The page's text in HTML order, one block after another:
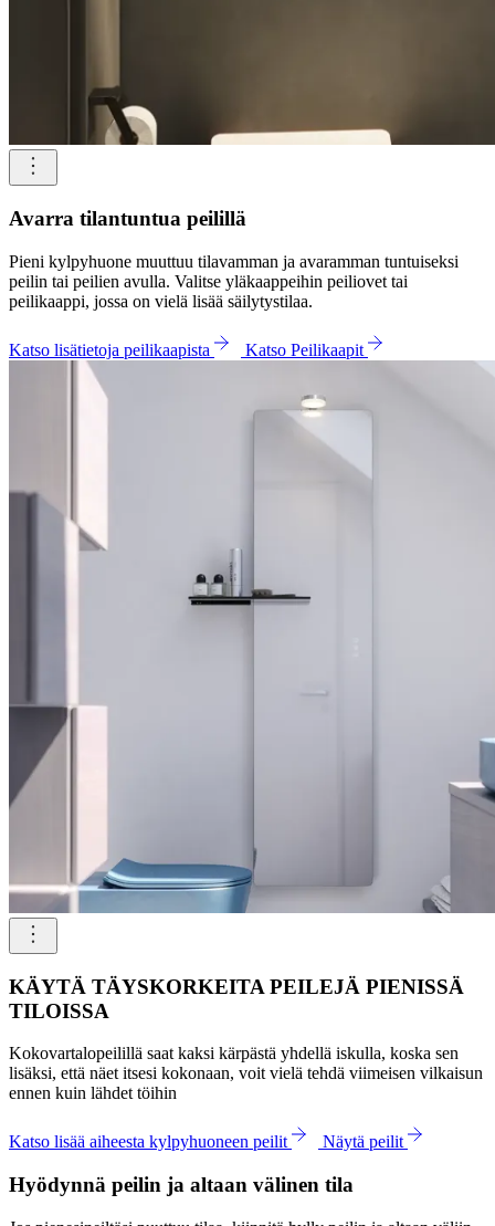
Avarra tilantuntua peilillä
Pieni kylpyhuone muuttuu tilavamman ja avaramman tuntuiseksi
peilin tai peilien avulla. Valitse yläkaappeihin peiliovet tai
peilikaappi, jossa on vielä lisää säilytystilaa.
Katso lisätietoja peilikaapista Katso Peilikaapit
KÄYTÄ TÄYSKORKEITA PEILEJÄ PIENISSÄ
TILOISSA
Kokovartalopeilillä saat kaksi kärpästä yhdellä iskulla, koska sen
lisäksi, että näet itsesi kokonaan, voit vielä tehdä viimeisen vilkaisun
ennen kuin lähdet töihin
Katso lisää aiheesta kylpyhuoneen peilit Näytä peilit
Hyödynnä peilin ja altaan välinen tila